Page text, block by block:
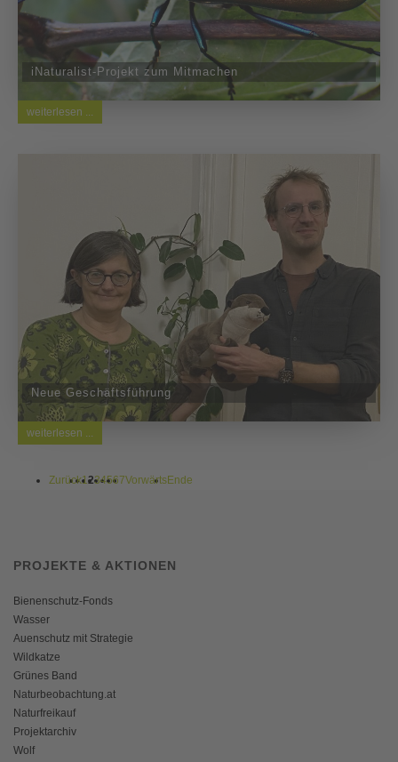
iNaturalist-Projekt zum Mitmachen
weiterlesen ...
Neue Geschäftsführung
weiterlesen ...
Zurück1234567VorwärtsEnde
PROJEKTE & AKTIONEN
Bienenschutz-Fonds
Wasser
Auenschutz mit Strategie
Wildkatze
Grünes Band
Naturbeobachtung.at
Naturfreikauf
Projektarchiv
Wolf